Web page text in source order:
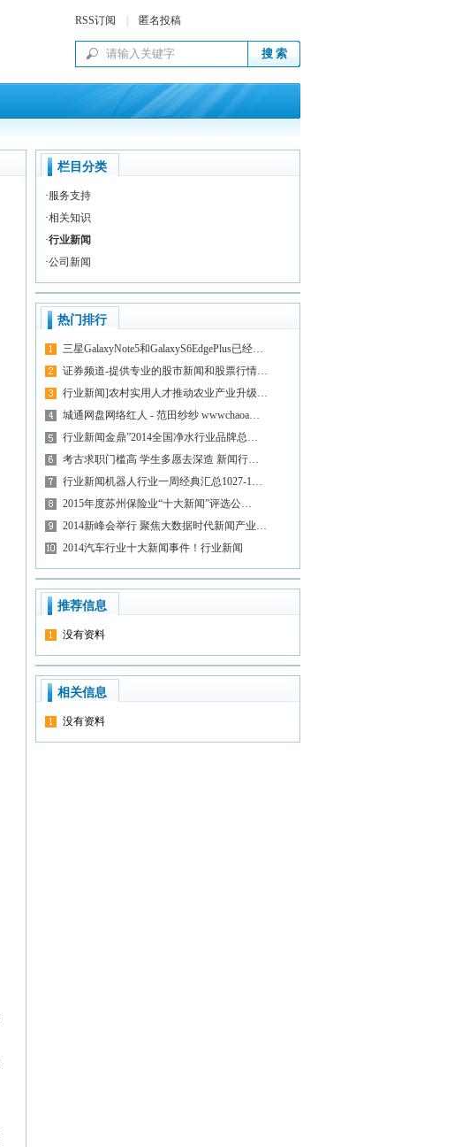
RSS订阅 匿名投稿
栏目分类
·服务支持
·相关知识
·行业新闻
·公司新闻
热门排行
三星GalaxyNote5和GalaxyS6EdgePlus已经…
证券频道-提供专业的股市新闻和股票行情…
行业新闻]农村实用人才推动农业产业升级…
城通网盘网络红人 - 范田纱纱 wwwchaoa…
行业新闻金鼎”2014全国净水行业品牌总…
考古求职门槛高 学生多愿去深造 新闻行…
行业新闻机器人行业一周经典汇总1027-1…
2015年度苏州保险业“十大新闻”评选公…
2014新峰会举行 聚焦大数据时代新闻产业…
2014汽车行业十大新闻事件！行业新闻
推荐信息
没有资料
相关信息
没有资料